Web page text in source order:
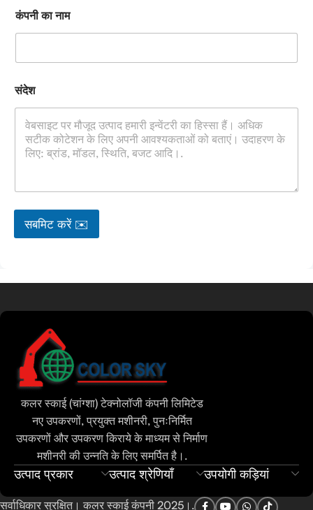
कंपनी का नाम
संदेश
सबमिट करें ✉️
कलर स्काई (चांग्शा) टेक्नोलॉजी कंपनी लिमिटेड
नए उपकरणों, प्रयुक्त मशीनरी, पुनःनिर्मित
उपकरणों और उपकरण किराये के माध्यम से निर्माण
मशीनरी की उन्नति के लिए समर्पित है।.
उत्पाद प्रकार उत्पाद श्रेणियाँ उपयोगी कड़ियां
सर्वाधिकार सुरक्षित। कलर स्काई कंपनी 2025।.